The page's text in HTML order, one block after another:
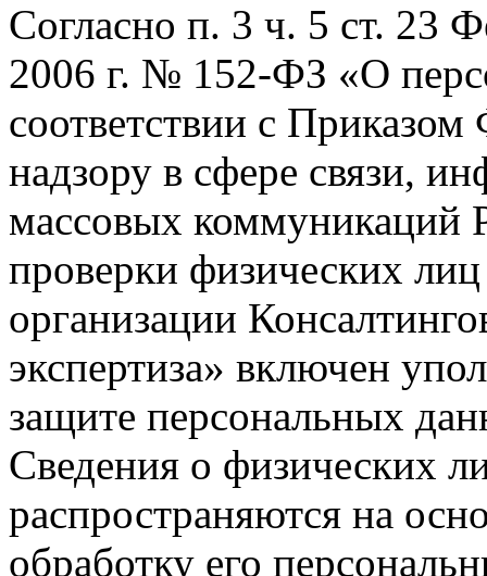
Согласно п. 3 ч. 5 ст. 23
2006 г. № 152-ФЗ «О
соответствии с
надзору в сфере связи,
массовых коммуникаций
проверки физических
организации
экспертиза» включен
защите персональных
Сведения о физических
распространяются на
обработку его